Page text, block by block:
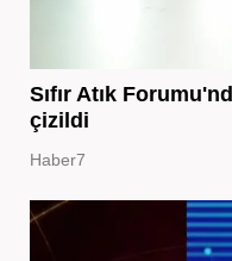
Sıfır Atık
çizildi
Haber7